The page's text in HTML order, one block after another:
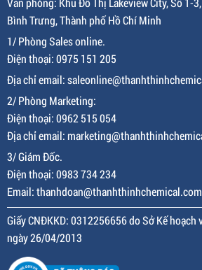
Bình Trưng, Thành phố Hồ Chí Minh
1/ Phòng Sales online.
Điện thoại: 0975 151 205
Địa chỉ email:
2/ Phòng Marketing:
Điện thoại: 0962 515 054
Địa chỉ email:
3/ Giám Đốc.
Điện thoại: 0983 734 234
Email: thanhdoan@thanhthinhchemical.com
Giấy CNĐKKD: 0312256656 do Sở Kế hoạch
ngày 26/04/2013